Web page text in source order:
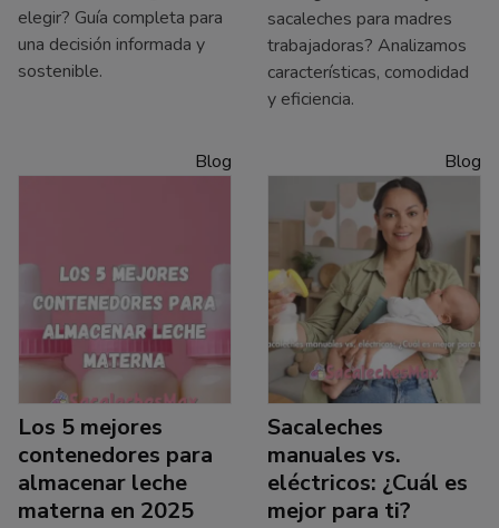
elegir? Guía completa para
una decisión informada y
sostenible.
sacaleches para madres
trabajadoras? Analizamos
características, comodidad
y eficiencia.
Blog
Los 5 mejores
contenedores para
almacenar leche
materna en 2025
Blog
Sacaleches
manuales vs.
eléctricos: ¿Cuál es
mejor para ti?